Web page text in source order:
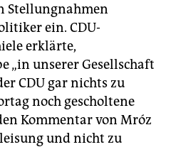
Stellungnahmen
ein. CDU-
erklärte,
„in unserer Gesellschaft
CDU gar nichts zu
noch gescholtene
Kommentar von Mróz
und nicht zu